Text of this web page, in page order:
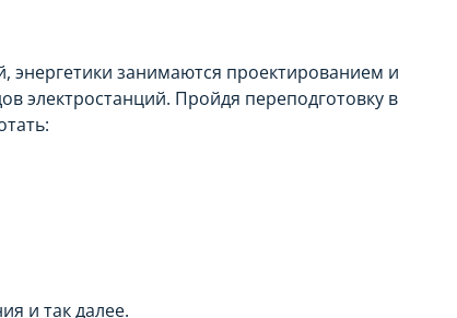
энергетики занимаются проектированием и
электростанций. Пройдя переподготовку в
и так далее.